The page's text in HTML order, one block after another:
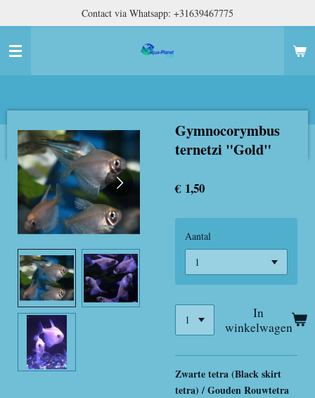
naar
hoofdinhoud
Contact via Whatsapp: +31639467775
Gymnocorymbus
ternetzi "Gold"
€ 1,50
Aantal
In
winkelwagen
Zwarte tetra (Black skirt
tetra) / Gouden Rouwtetra